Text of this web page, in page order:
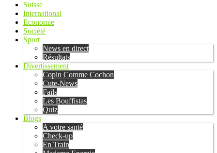
Suisse
International
Economie
Société
Sport
News en direct
Résultats
Divertissement
Copin Comme Cochon
Cute-News
Fails
Les Bouffistas
Quiz
Blogs
A votre santé
Check-up
En Train